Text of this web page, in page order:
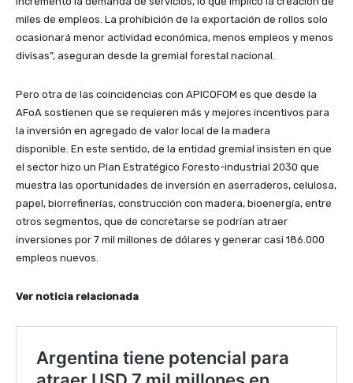
miles de empleos. La prohibición de la exportación de rollos solo
ocasionará menor actividad económica, menos empleos y menos
divisas”, aseguran desde la gremial forestal nacional.
Pero otra de las coincidencias con APICOFOM es que desde la
AFoA sostienen que se requieren más y mejores incentivos para
la inversión en agregado de valor local de la madera
disponible. En este sentido, de la entidad gremial insisten en que
el sector hizo un Plan Estratégico Foresto-industrial 2030 que
muestra las oportunidades de inversión en aserraderos, celulosa,
papel, biorrefinerías, construcción con madera, bioenergía, entre
otros segmentos, que de concretarse se podrían atraer
inversiones por 7 mil millones de dólares y generar casi 186.000
empleos nuevos.
Ver noticia relacionada